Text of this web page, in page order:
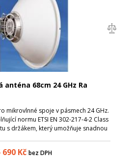
anténa 68cm 24 GHz Ra
mikrovlnné spoje v pásmech 24 GHz.
normu ETSI EN 302-217-4-2 Class
s držákem, který umožňuje snadnou
690 Kč bez DPH